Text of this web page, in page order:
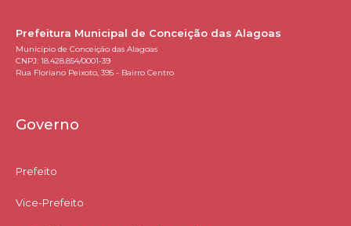
Prefeitura Municipal de Conceição das Alagoas
Município de Conceição das Alagoas
CNPJ: 18.428.854/0001-39
Rua Floriano Peixoto, 395 - Bairro Centro
Governo
Prefeito
Vice-Prefeito